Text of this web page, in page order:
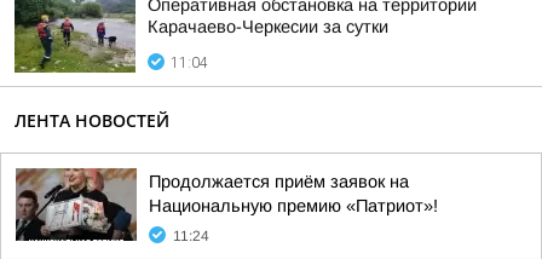
Оперативная обстановка на территории
Карачаево-Черкесии за сутки
11:04
ЛЕНТА НОВОСТЕЙ
Продолжается приём заявок на
Национальную премию «Патриот»!
11:24